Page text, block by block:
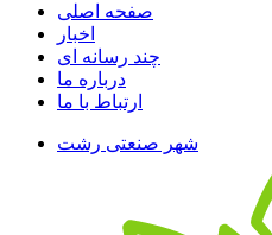
صفحه اصلی
اخبار
چند رسانه ای
درباره ما
ارتباط با ما
شهر صنعتی رشت